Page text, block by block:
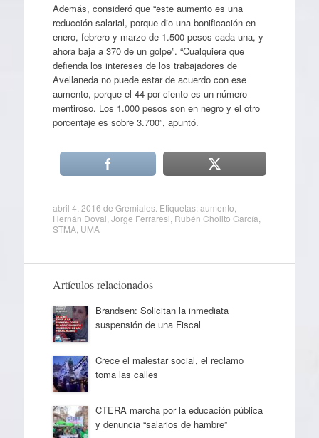
Además, consideró que “este aumento es una
reducción salarial, porque dio una bonificación en
enero, febrero y marzo de 1.500 pesos cada una, y
ahora baja a 370 de un golpe”. “Cualquiera que
defienda los intereses de los trabajadores de
Avellaneda no puede estar de acuerdo con ese
aumento, porque el 44 por ciento es un número
mentiroso. Los 1.000 pesos son en negro y el otro
porcentaje es sobre 3.700”, apuntó.
abril 4, 2016 de Gremiales. Etiquetas:aumento
Hernán Doval Jorge Ferraresi Rubén Cholito García
STMA, UMA
Artículos relacionados
Brandsen: Solicitan la inmediata
suspensión de una Fiscal
Crece el malestar social, el reclamo
toma las calles
CTERA marcha por la educación pública
y denuncia “salarios de hambre”